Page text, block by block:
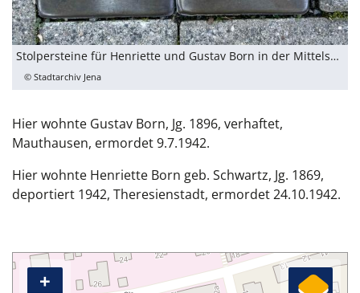
Stolpersteine für Henriette und Gustav Born in der Mittelstraße 36
© Stadtarchiv Jena
Hier wohnte Gustav Born, Jg. 1896, verhaftet,
Mauthausen, ermordet 9.7.1942.
Hier wohnte Henriette Born geb. Schwartz, Jg. 1869,
deportiert 1942, Theresienstadt, ermordet 24.10.1942.
+